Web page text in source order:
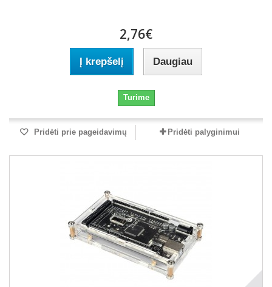
2,76€
Į krepšelį Daugiau
Turime
Pridėti prie pageidavimų Pridėti palyginimui